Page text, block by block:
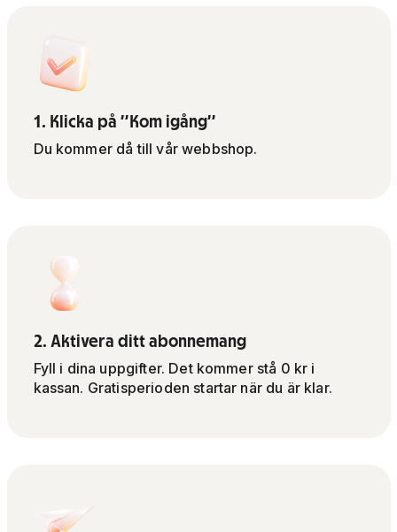
1. Klicka på ”Kom igång”
Du kommer då till vår webbshop.
2. Aktivera ditt abonnemang
Fyll i dina uppgifter. Det kommer stå 0 kr i
kassan. Gratisperioden startar när du är klar.